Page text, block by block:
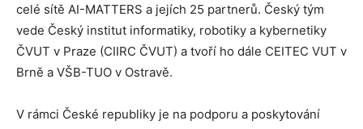
celé sítě AI-MATTERS a jejích 25 partnerů. Český tým
vede Český institut informatiky, robotiky a kybernetiky
ČVUT v Praze (CIIRC ČVUT) a tvoří ho dále CEITEC VUT v
Brně a VŠB-TUO v Ostravě.
V rámci České republiky je na podporu a poskytování